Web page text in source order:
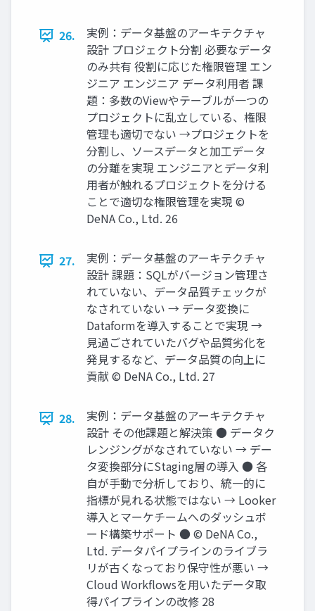
26.
実例：データ基盤のアーキテクチャ
設計 プロジェクト分割 必要なデータ
のみ共有 役割に応じた権限管理 エン
ジニア エンジニア データ利⽤者 課
題：多数のViewやテーブルが⼀つの
プロジェクトに乱⽴している、権限
管理も適切でない →プロジェクトを
分割し、ソースデータと加⼯データ
の分離を実現 エンジニアとデータ利
⽤者が触れるプロジェクトを分ける
ことで適切な権限管理を実現 ©
DeNA Co., Ltd. 26
27.
実例：データ基盤のアーキテクチャ
設計 課題：SQLがバージョン管理さ
れていない、データ品質チェックが
なされていない → データ変換に
Dataformを導⼊することで実現 →
⾒過ごされていたバグや品質劣化を
発⾒するなど、データ品質の向上に
貢献 © DeNA Co., Ltd. 27
28.
実例：データ基盤のアーキテクチャ
設計 その他課題と解決策 ● データク
レンジングがなされていない → デー
タ変換部分にStaging層の導⼊ ● 各
⾃が⼿動で分析しており、統⼀的に
指標が⾒れる状態ではない → Looker
導⼊とマーケチームへのダッシュボ
ード構築サポート ● © DeNA Co.,
Ltd. データパイプラインのライブラ
リが古くなっており保守性が悪い →
Cloud Workﬂowsを⽤いたデータ取
得パイプラインの改修 28